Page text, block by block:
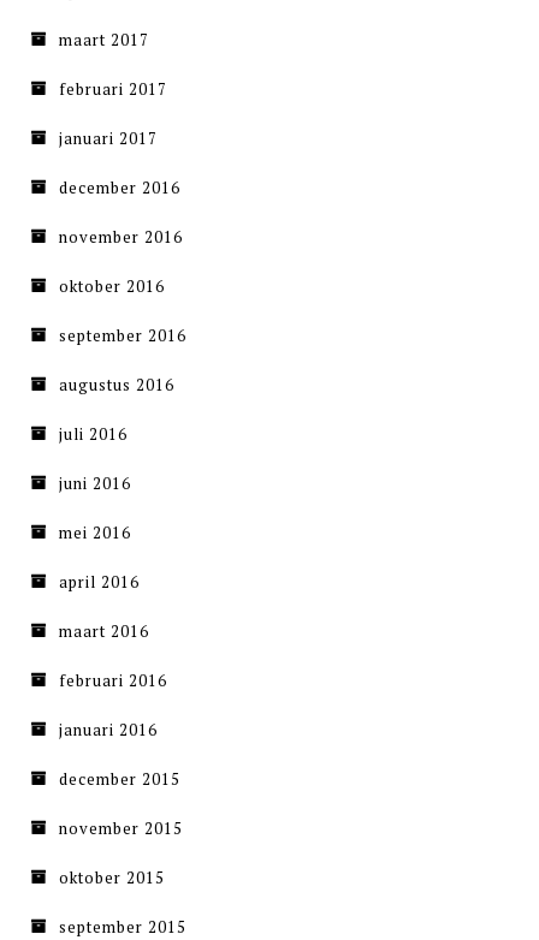
maart 2017
februari 2017
januari 2017
december 2016
november 2016
oktober 2016
september 2016
augustus 2016
juli 2016
juni 2016
mei 2016
april 2016
maart 2016
februari 2016
januari 2016
december 2015
november 2015
oktober 2015
september 2015